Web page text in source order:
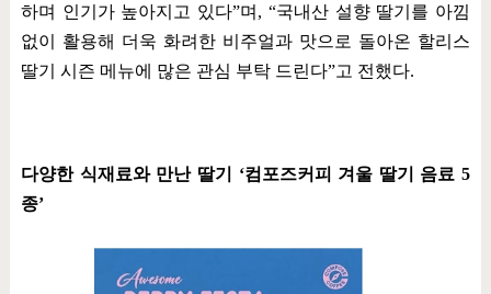
하며 인기가 높아지고 있다”며 , “국내산 설향 딸기를 아낌
없이 활용해 더욱 화려한 비주얼과 맛으로 돌아온 할리스
딸기 시즌 메뉴에 많은 관심 부탁 드린다”고 전했다.
다양한 식재료와 만난 딸기 ‘컴포즈커피 겨울 딸기 음료5
종’